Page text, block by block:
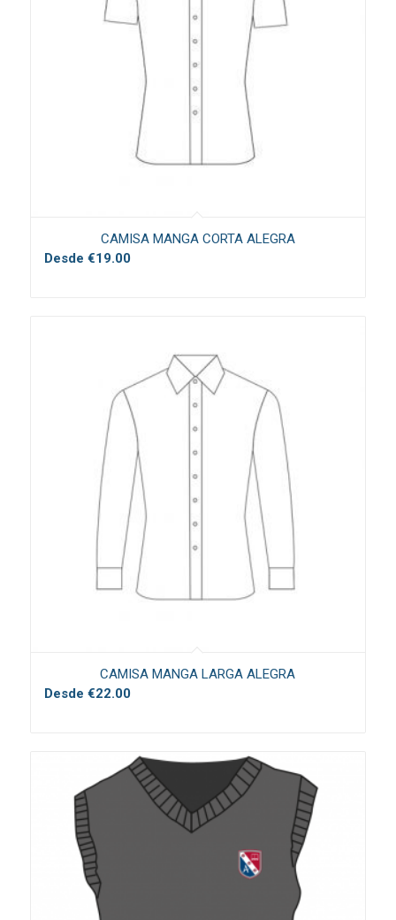
CAMISA MANGA CORTA ALEGRA
Desde €19.00
CAMISA MANGA LARGA ALEGRA
Desde €22.00